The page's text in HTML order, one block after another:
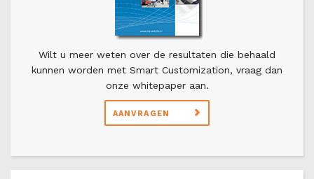
Wilt u meer weten over de resultaten die behaald
kunnen worden met Smart Customization, vraag dan
onze whitepaper aan.
AANVRAGEN